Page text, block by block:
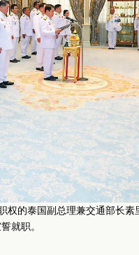
权的泰国副总理兼交通部长素
就职。